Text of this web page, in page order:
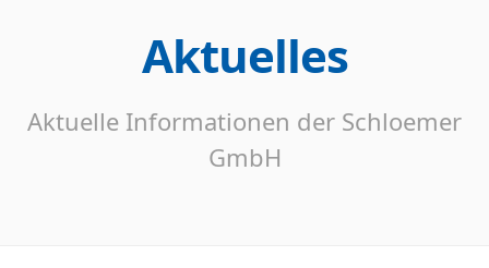
Aktuelles
Aktuelle Informationen der Schloemer
GmbH